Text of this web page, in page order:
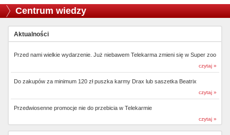
Centrum wiedzy
Aktualności
Przed nami wielkie wydarzenie. Już niebawem Telekarma zmieni się w Super zoo
czytaj »
Do zakupów za minimum 120 zł puszka karmy Drax lub saszetka Beatrix
czytaj »
Przedwiosenne promocje nie do przebicia w Telekarmie
czytaj »